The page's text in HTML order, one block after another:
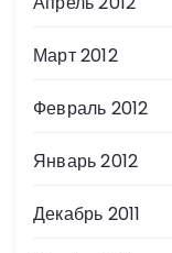
Март 2012
Февраль 2012
Январь 2012
Декабрь 2011